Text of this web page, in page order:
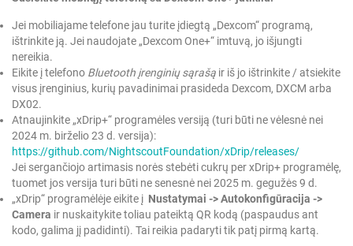
Jei mobiliajame telefone jau turite įdiegtą „Dexcom“ programą,
ištrinkite ją. Jei naudojate „Dexcom One+“ imtuvą, jo išjungti
nereikia.
Eikite į telefono Bluetooth įrenginių sąrašą ir iš jo ištrinkite / atsiekite
visus įrenginius, kurių pavadinimai prasideda Dexcom, DXCM arba
DX02.
Atnaujinkite „xDrip+“ programėles versiją (turi būti ne vėlesnė nei
2024 m. birželio 23 d. versija):
https://github.com/NightscoutFoundation/xDrip/releases/
Jei sergančiojo artimasis norės stebėti cukrų per xDrip+ programėlę,
tuomet jos versija turi būti ne senesnė nei 2025 m. gegužės 9 d.
„xDrip“ programėlėje eikite į Nustatymai -> Autokonfigūracija ->
Camera ir nuskaitykite toliau pateiktą QR kodą (paspaudus ant
kodo, galima jį padidinti). Tai reikia padaryti tik patį pirmą kartą.